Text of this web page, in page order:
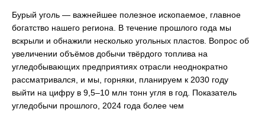
Бурый уголь — важнейшее полезное ископаемое, главное
богатство нашего региона. В течение прошлого года мы
вскрыли и обнажили несколько угольных пластов. Вопрос об
увеличении объёмов добычи твёрдого топлива на
угледобывающих предприятиях отрасли неоднократно
рассматривался, и мы, горняки, планируем к 2030 году
выйти на цифру в 9,5–10 млн тонн угля в год. Показатель
угледобычи прошлого, 2024 года более чем